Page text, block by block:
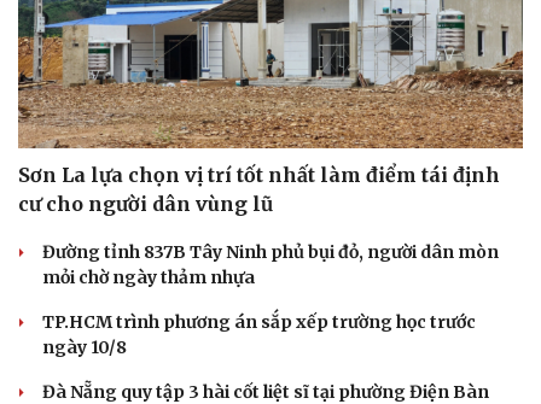
Sơn La lựa chọn vị trí tốt nhất làm điểm tái định
cư cho người dân vùng lũ
Đường tỉnh 837B Tây Ninh phủ bụi đỏ, người dân mòn
mỏi chờ ngày thảm nhựa
TP.HCM trình phương án sắp xếp trường học trước
ngày 10/8
Đà Nẵng quy tập 3 hài cốt liệt sĩ tại phường Điện Bàn